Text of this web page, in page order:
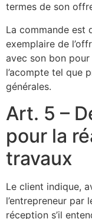
termes de son
La commande est
exemplaire de
avec son bon
l’acompte tel que
générales.
Art. 5 –
pour la
travaux
Le client indique,
l’entrepreneur par
réception s’il